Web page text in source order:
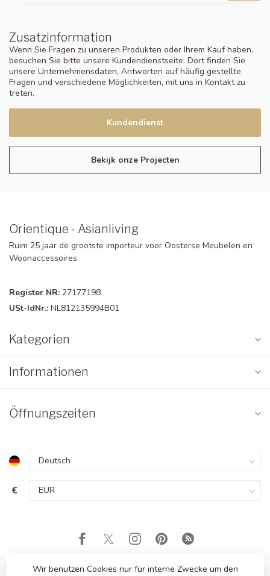
Zusatzinformation
Wenn Sie Fragen zu unseren Produkten oder Ihrem Kauf haben,
besuchen Sie bitte unsere Kundendienstseite. Dort finden Sie
unsere Unternehmensdaten, Antworten auf häufig gestellte
Fragen und verschiedene Möglichkeiten, mit uns in Kontakt zu
treten.
Kundendienst
Bekijk onze Projecten
Orientique - Asianliving
Ruim 25 jaar de grootste importeur voor Oosterse Meubelen en
Woonaccessoires
Register NR: 27177198
USt-IdNr.: NL812135994B01
Kategorien
Informationen
Öffnungszeiten
€
Wir benutzen Cookies nur für interne Zwecke um den